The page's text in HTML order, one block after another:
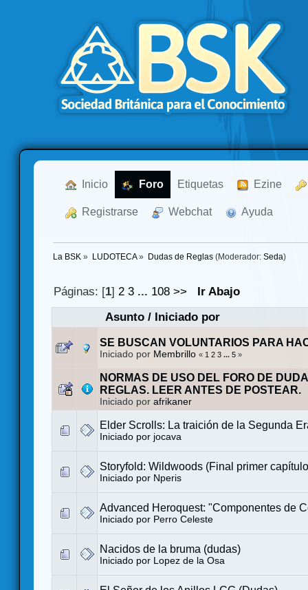
Inicio Foro Etiquetas Ezine
Registrarse Webchat Ayuda
La BSK » LUDOTECA» Dudas de Reglas(Moderador: Seda)
Páginas: [1]2 3 ... 108 >>
Ir Abajo
Asunto/ Iniciado por
SE BUSCAN VOLUNTARIOS PARA
Iniciado por Membrillo « 1 2 3 ... 5 »
NORMAS DE USO DEL FORO DE
REGLAS. LEER ANTES DE POSTEAR.
Iniciado por afrikaner
Elder Scrolls: La traición de la Segunda
Iniciado por jocava
Storyfold: Wildwoods (Final primer
Iniciado por Nperis
Advanced Heroquest: "Componentes de
Iniciado por Perro Celeste
Nacidos de la bruma (dudas)
Iniciado por Lopez de la Osa